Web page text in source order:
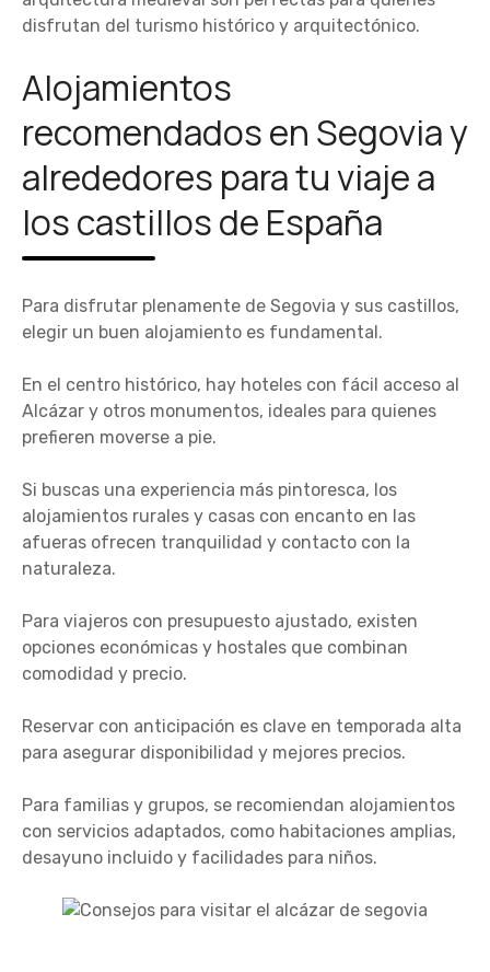
disfrutan del turismo histórico y arquitectónico.
Alojamientos
recomendados en Segovia y
alrededores para tu viaje a
los castillos de España
Para disfrutar plenamente de Segovia y sus castillos,
elegir un buen alojamiento es fundamental.
En el centro histórico, hay hoteles con fácil acceso al
Alcázar y otros monumentos, ideales para quienes
prefieren moverse a pie.
Si buscas una experiencia más pintoresca, los
alojamientos rurales y casas con encanto en las
afueras ofrecen tranquilidad y contacto con la
naturaleza.
Para viajeros con presupuesto ajustado, existen
opciones económicas y hostales que combinan
comodidad y precio.
Reservar con anticipación es clave en temporada alta
para asegurar disponibilidad y mejores precios.
Para familias y grupos, se recomiendan alojamientos
con servicios adaptados, como habitaciones amplias,
desayuno incluido y facilidades para niños.